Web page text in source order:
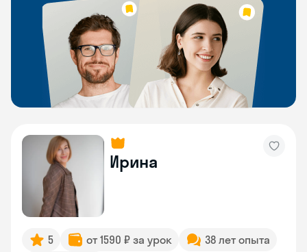
Ирина
5 от 1590 ₽ за урок
38 лет опыта